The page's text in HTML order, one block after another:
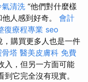
氣清洗 “他們對什麼樣
人感到好奇。 會計
復療程專業 seo
購買更多人也是一件
骨塔 醫美皮膚科 免費
入，但另一方面可能
它完全沒有現實。